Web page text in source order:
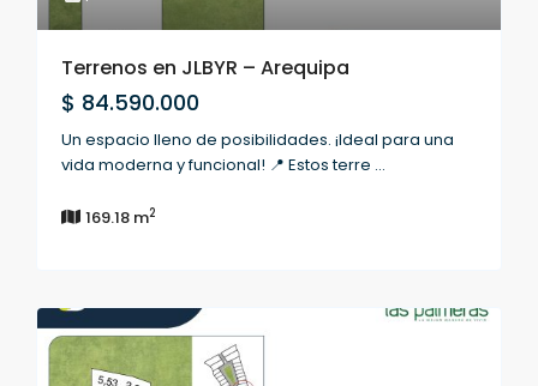
Terrenos en JLBYR – Arequipa
$ 84.590.000
Un espacio lleno de posibilidades. ¡Ideal para una
vida moderna y funcional! 📍 Estos terre ...
169.18 m2